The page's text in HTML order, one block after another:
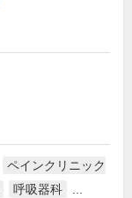
ペインクリニック
呼吸器科